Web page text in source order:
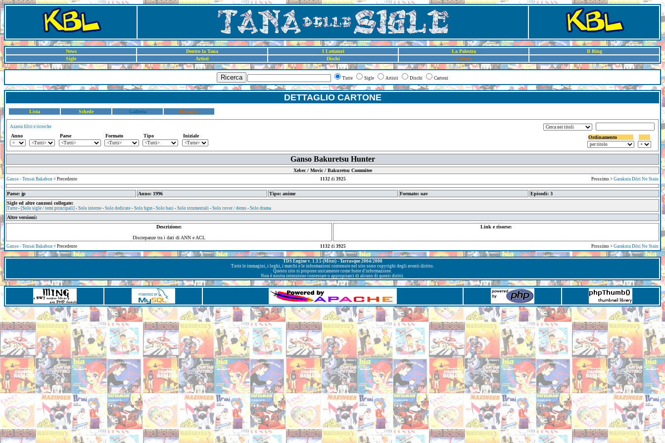
News Dentro la Tana I Lottatori La Palestra
Il Ring
Sigle
Artisti Dischi Cartoni
Ricerca Tutte Sigle Artisti Dischi Cartoni
DETTAGLIO CARTONE
Lista Schede Galleria Dettaglio
Azzera filtri e ricerche
Anno Paese Formato Tipo Iniziale Ordinamento
Ganso Bakuretsu Hunter
Xebec / Movic / Bakuretsu Commitee
Ganso - Tensai Bakabon < Precedente 1132di 3925 Prossimo > Garakuta Dōri No Stain
Paese: jp Anno: 1996 Tipo: anime Formato: oav
Episodi: 3
Sigle ed altre canzoni collegate:
Tutte - [Solo sigle / temi principali] - Solo interne - Solo dedicate - Solo bgm - Solo basi - Solo strumentali - Solo cover / demo - Solo drama
Altre versioni:
Descrizione:
Discrepanze tra i dati di ANN e ACL
Link e risorse:
Ganso - Tensai Bakabon < Precedente 1132di 3925 Prossimo > Garakuta Dōri No Stain
TDS Engine v. 1.3.5 (Mitzi) - Tarrasque 2004/2008
Tutte le immagini, i loghi, i marchi e le informazioni contenute nel sito sono copyright degli aventi diritto.
Questo sito si propone unicamente come fonte d'informazione.
Non è nostra intenzione contestare o appropriarci di alcuno di questi diritti.